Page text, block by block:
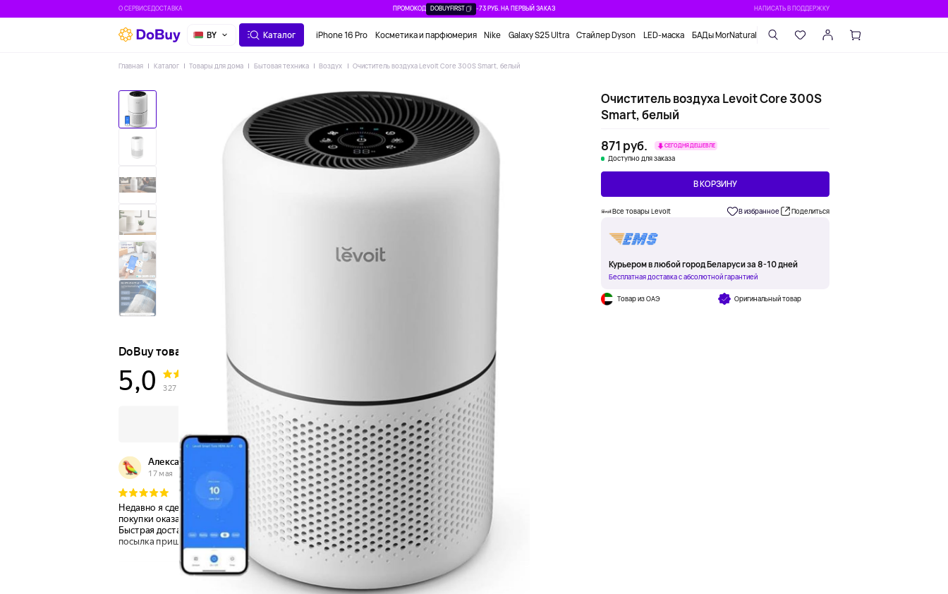
О СЕРВИСЕДОСТАВКА ПРОМОКОД DOBUYFIRST -73 РУБ. НА ПЕРВЫЙ ЗАКАЗ НАПИСАТЬ В ПОДДЕРЖКУ
BY Каталог iPhone 16 Pro Косметика и парфюмерия Nike Galaxy S25 Ultra Стайлер Dyson LED-маска БАДы MorNatural
Главная Каталог Товары для дома Бытовая техника Воздух Очиститель воздуха Levoit Core 300S Smart, белый
Очиститель воздуха Levoit Core 300S
Smart, белый
871 руб.
СЕГОДНЯ ДЕШЕВЛЕ
Доступно для заказа
В КОРЗИНУ
Все товары Levoit В избранное Поделиться
Курьером в любой город Беларуси за 8-10 дней
Бесплатная доставка с абсолютной гарантией
Товар из ОАЭ Оригинальный товар